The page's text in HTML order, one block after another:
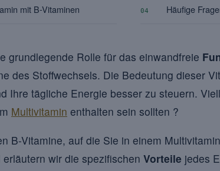
mit B-Vitaminen 04 Häufige
grundlegende Rolle für das einwandfreie
des Stoffwechsels. Die Bedeutung dieser
Ihre tägliche Energie besser zu steuern.
Multivitamin enthalten sein sollten ?
B-Vitamine, auf die Sie in einem
wir die spezifischen Vorteile jedes